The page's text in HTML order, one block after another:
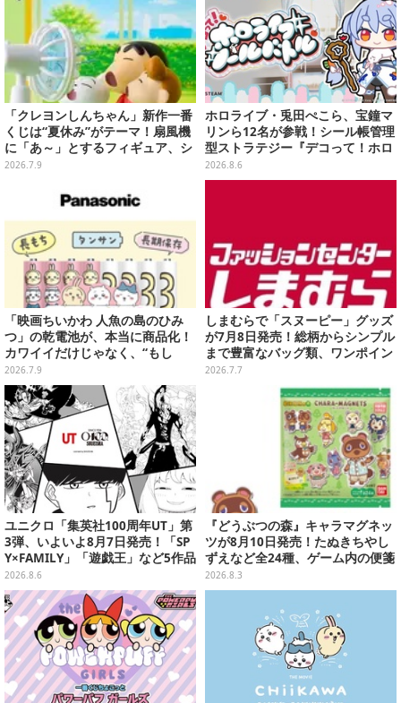
「クレヨンしんちゃん」新作一番
くじは“夏休み”がテーマ！扇風機
に「あ～」とするフィギュア、シ
ロのボウル皿など夏全開のライン
2026.7.9
ホロライブ・兎田ぺこら、宝鐘マ
リンら12名が参戦！シール帳管理
型ストラテジー『デコって！ホロ
ライブシールバトル』Steamスト
アページ公開
2026.8.6
「映画ちいかわ 人魚の島のひみ
つ」の乾電池が、本当に商品化！
カワイイだけじゃなく、“もし
も”におススメな長持ち「エボル
タ」クラス
2026.7.9
しまむらで「スヌーピー」グッズ
が7月8日発売！総柄からシンプル
まで豊富なバッグ類、ワンポイン
トが可愛いTシャツも
2026.7.7
ユニクロ「集英社100周年UT」第
3弾、いよいよ8月7日発売！「SP
Y×FAMILY」「遊戯王」など5作品
をデザイン
2026.8.6
『どうぶつの森』キャラマグネッ
ツが8月10日発売！たぬきちやし
ずえなど全24種、ゲーム内の便箋
風メモカード全10種も
2026.8.3